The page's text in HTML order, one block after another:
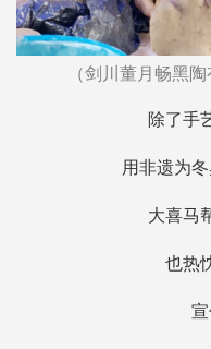
（剑川董月畅黑
除了手
用非遗为
大喜马
也热